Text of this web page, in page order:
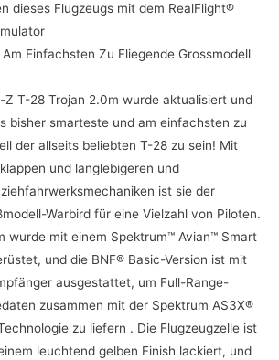
dieses Flugzeugs mit dem RealFlight®
Einfachsten Zu Fliegende Grossmodell
Z T-28 Trojan 2.0m wurde aktualisiert und
bisher smarteste und am einfachsten zu
der allseits beliebten T-28 zu sein! Mit
und langlebigeren und
ist sie der
Warbird für eine Vielzahl von Piloten.
wurde mit einem Spektrum™ Avian™ Smart
und die BNF® Basic-Version ist mit
ausgestattet, um Full-Range-
zusammen mit der Spektrum AS3X®
zu liefern . Die Flugzeugzelle ist
leuchtend gelben Finish lackiert, und